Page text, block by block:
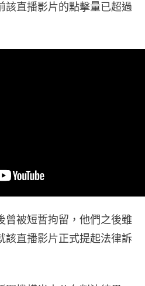
該直播影片的點擊量已超過
曾被短暫拘留，他們之後雖
該直播影片正式提起法律訴